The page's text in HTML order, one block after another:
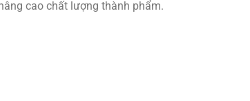
cao chất lượng thành phẩm.